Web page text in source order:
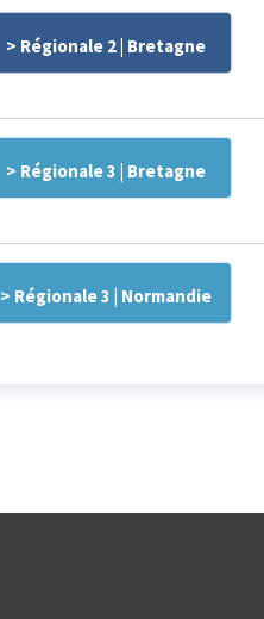
> Régionale 2 | Bretagne
> Régionale 3 | Bretagne
> Régionale 3 | Normandie